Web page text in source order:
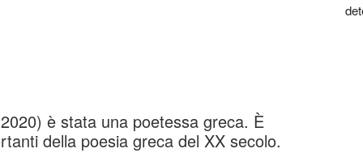
è stata una poetessa greca. È
della poesia greca del XX secolo.